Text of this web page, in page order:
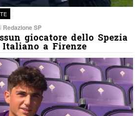
Redazione SP
giocatore dello Spezia
Italiano a Firenze